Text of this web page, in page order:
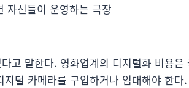
자신들이 운영하는 극장
고 말한다. 영화업계의 디지털화 비용은
털 카메라를 구입하거나 임대해야 한다